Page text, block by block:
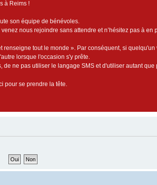
à Reims !
son équipe de bénévoles.
nous rejoindre sans attendre et n’hésitez pas à en
tout le monde ». Par conséquent, si
lorsque l'occasion s'y prête.
ne pas utiliser le langage SMS et d'utiliser autant que
pour se prendre la tête.